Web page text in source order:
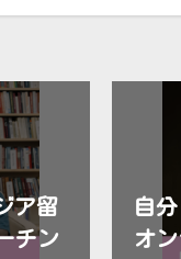
ア留
チン
自
オ